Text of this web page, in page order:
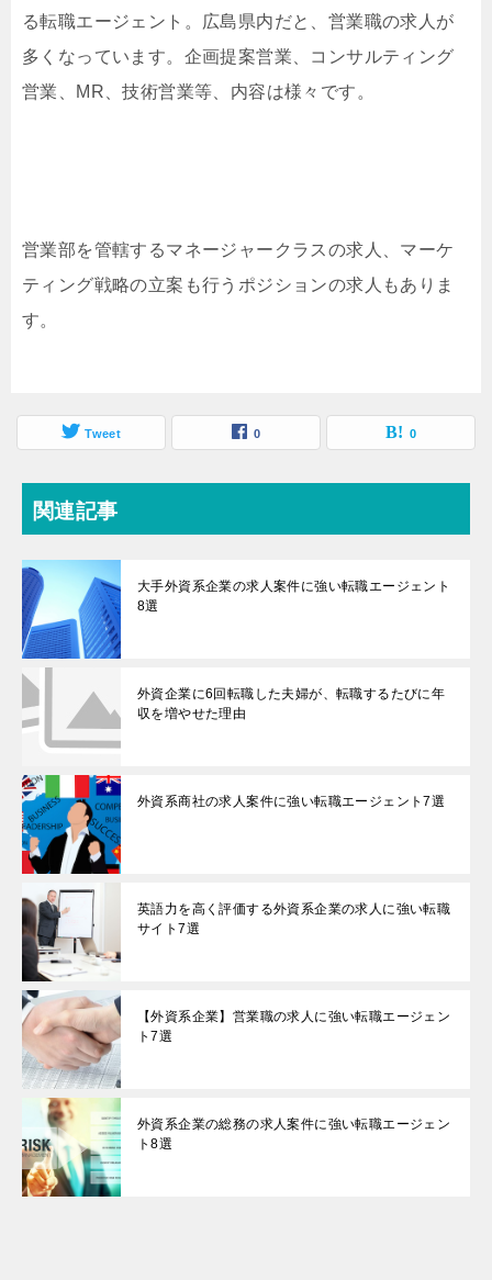
る転職エージェント。広島県内だと、営業職の求人が
多くなっています。企画提案営業、コンサルティング
営業、MR、技術営業等、内容は様々です。
営業部を管轄するマネージャークラスの求人、マーケ
ティング戦略の立案も行うポジションの求人もありま
す。
Tweet 0 0
関連記事
大手外資系企業の求人案件に強い転職エージェント
8選
外資企業に6回転職した夫婦が、転職するたびに年
収を増やせた理由
外資系商社の求人案件に強い転職エージェント7選
英語力を高く評価する外資系企業の求人に強い転職
サイト7選
【外資系企業】営業職の求人に強い転職エージェン
ト7選
外資系企業の総務の求人案件に強い転職エージェン
ト8選